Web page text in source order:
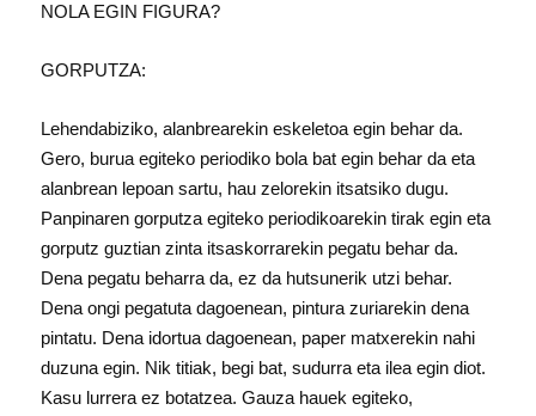
NOLA EGIN FIGURA?
GORPUTZA:
Lehendabiziko, alanbrearekin eskeletoa egin behar da.
Gero, burua egiteko periodiko bola bat egin behar da eta
alanbrean lepoan sartu, hau zelorekin itsatsiko dugu.
Panpinaren gorputza egiteko periodikoarekin tirak egin eta
gorputz guztian zinta itsaskorrarekin pegatu behar da.
Dena pegatu beharra da, ez da hutsunerik utzi behar.
Dena ongi pegatuta dagoenean, pintura zuriarekin dena
pintatu. Dena idortua dagoenean, paper matxerekin nahi
duzuna egin. Nik titiak, begi bat, sudurra eta ilea egin diot.
Kasu lurrera ez botatzea. Gauza hauek egiteko,